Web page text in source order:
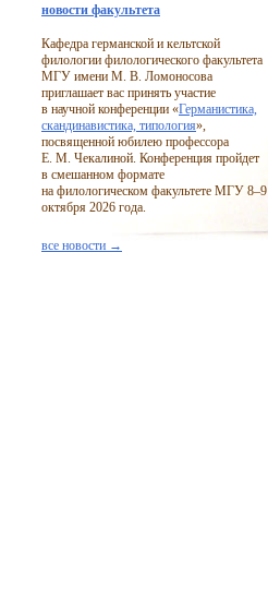
новости факультета
Кафедра германской и кельтской
филологии филологического факультета
МГУ имени М. В. Ломоносова
приглашает вас принять участие
в научной конференции «Германистика,
скандинавистика, типология»,
посвященной юбилею профессора
Е. М. Чекалиной. Конференция пройдет
в смешанном формате
на филологическом факультете МГУ 8–9
октября 2026 года.
все новости →